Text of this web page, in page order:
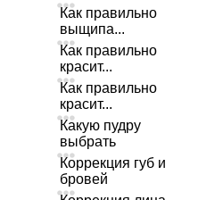
Как правильно
выщипа...
Как правильно
красит...
Как правильно
красит...
Какую пудру
выбрать
Коррекция губ и
бровей